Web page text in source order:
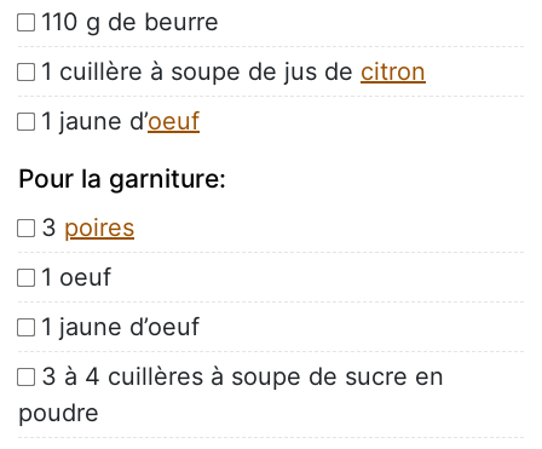
110 g de beurre
1 cuillère à soupe de jus de citron
1 jaune d’oeuf
Pour la garniture:
3 poires
1 oeuf
1 jaune d’oeuf
3 à 4 cuillères à soupe de sucre en
poudre